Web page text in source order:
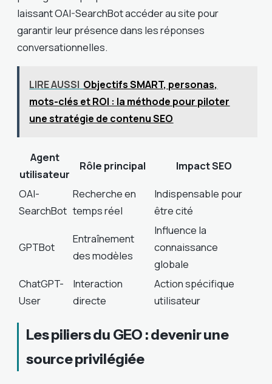
laissant OAI-SearchBot accéder au site pour
garantir leur présence dans les réponses
conversationnelles.
LIRE AUSSI Objectifs SMART, personas,
mots-clés et ROI : la méthode pour piloter
une stratégie de contenu SEO
Agent
utilisateur
Rôle principal
Impact SEO
OAI-
SearchBot
Recherche en
temps réel
Indispensable pour
être cité
GPTBot
Entraînement
des modèles
Influence la
connaissance
globale
ChatGPT-
User
Interaction
directe
Action spécifique
utilisateur
Les piliers du GEO : devenir une
source privilégiée